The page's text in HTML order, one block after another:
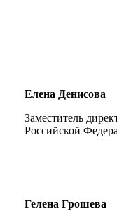
Елена Денисова
Заместитель
Российской
Гелена Грошева